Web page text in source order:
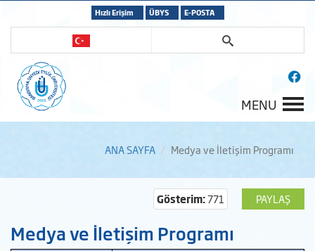
Hızlı Erişim ÜBYS E-POSTA
MENU
ANA SAYFA Medya ve İletişim Programı
PAYLAŞ
Gösterim:771
Medya ve İletişim Programı